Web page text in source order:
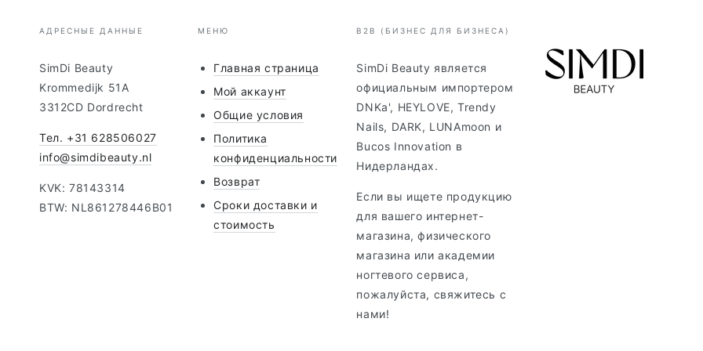
АДРЕСНЫЕ ДАННЫЕ
SimDi Beauty
Krommedijk 51A
3312CD Dordrecht
Тел. +31 628506027
info@simdibeauty.nl
KVK: 78143314
BTW: NL861278446B01
МЕНЮ
Главная страница
Мой аккаунт
Общие условия
Политика
конфиденциальности
Возврат
Сроки доставки и
стоимость
B2B (БИЗНЕС ДЛЯ БИЗНЕСА)
SimDi Beauty является
официальным импортером
DNKa', HEYLOVE, Trendy
Nails, DARK, LUNAmoon и
Bucos Innovation в
Нидерландах.
Если вы ищете продукцию
для вашего интернет-
магазина, физического
магазина или академии
ногтевого сервиса,
пожалуйста, свяжитесь с
нами!